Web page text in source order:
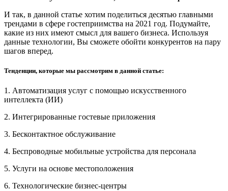
И так, в данной статье хотим поделиться десятью главными
трендами в сфере гостеприимства на 2021 год. Подумайте,
какие из них имеют смысл для вашего бизнеса. Используя
данные технологии, Вы сможете обойти конкурентов на пару
шагов вперед.
Тенденции, которые мы рассмотрим в данной статье:
1. Автоматизация услуг с помощью искусственного
интеллекта (ИИ)
2. Интегрированные гостевые приложения
3. Бесконтактное обслуживание
4. Беспроводные мобильные устройства для персонала
5. Услуги на основе местоположения
6. Технологические бизнес-центры